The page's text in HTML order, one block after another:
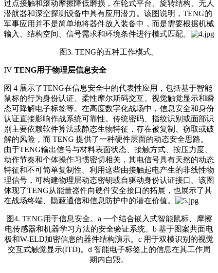
过点接触和滚动摩擦降低磨损，在轮式平台、旋转结构、无人
潜航器和深空探测设备中具有应用潜力。该图说明，TENG的
军事应用并不是简单地将器件放入装备中，而是需要根据机械
输入、结构空间、信号需求和环境条件进行模式匹配。
图3. TENG的五种工作模式。
IV TENG用于物理层信息安全
图 4 展示了TENG在信息安全中的代表性应用，包括基于智能
鼠标的行为身份认证、柔性摩尔斯码交互、视觉触觉显示和瞬
态可降解电子标签等。在高度数字化战场中，信息安全和身份
认证直接影响作战系统可靠性。传统密码、指纹识别或面部识
别主要依赖软件算法或静态生物特征，存在被复制、窃取或破
解的风险，而 TENG 提供了一种硬件层面的动态安全思路。
由于TENG输出信号与材料表面状态、接触方式、按压力度、
动作节奏和个体操作习惯密切相关，其电信号具有天然的动态
特征和不可简单复制性。利用这些由接触起电产生的非线性物
理信号，可构建物理层动态密钥或自驱动身份认证接口。该图
体现了TENG从能量器件向硬件安全接口的拓展，也展示了其
在战场终端、隐蔽通信和信息防护中的潜在价值。
图4. TENG用于信息安全。a 一个结合嵌入式智能鼠标、摩擦
电传感器和机器学习方法的安全验证系统。b 基于图案共面电
极和W-ELD加密信息的器件结构演示。c 用于双模识别的视觉
交互式触觉显示(ITD)。d 智能电子标签上的信息在其工作周
期内自毁。